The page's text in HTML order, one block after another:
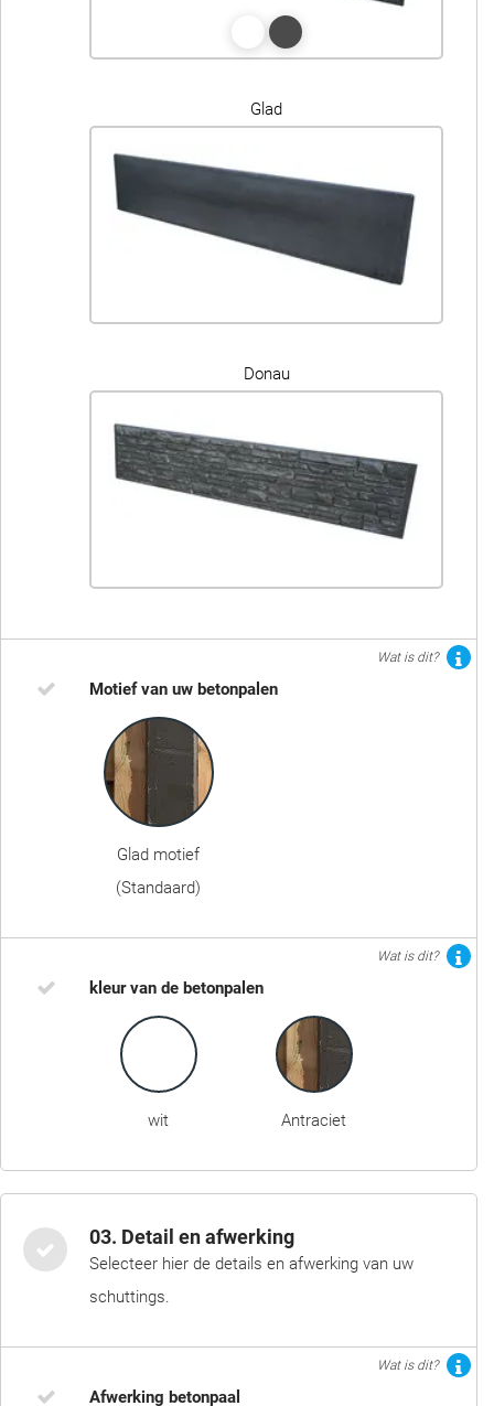
Glad
Donau
Wat is dit?
Motief van uw betonpalen
Glad motief
(Standaard)
Wat is dit?
kleur van de betonpalen
wit Antraciet
03. Detail en afwerking
Selecteer hier de details en afwerking van uw
schuttings.
Wat is dit?
Afwerking betonpaal